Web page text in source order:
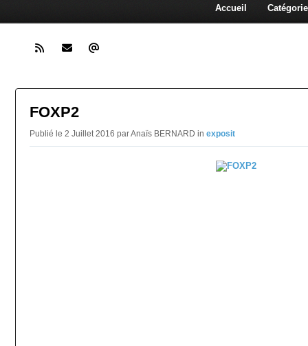
Accueil
FOXP2
Publié le 2 Juillet 2016 par Anaïs BERNARD in exposit